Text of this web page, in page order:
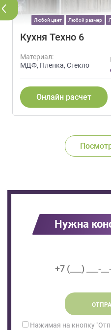
Любой цвет Любой размер
Кухня Техно 6
Материал:
МДФ, Пленка, Стекло
Онлайн расчет
Нужна
Нажимая на кнопку